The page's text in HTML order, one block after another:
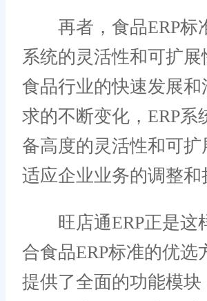
再者，食品ERP标
系统的灵活性和可扩展
食品行业的快速发展和
求的不断变化，ERP系
备高度的灵活性和可扩
适应企业业务的调整和
旺店通ERP正是这
合食品ERP标准的优选
提供了全面的功能模块